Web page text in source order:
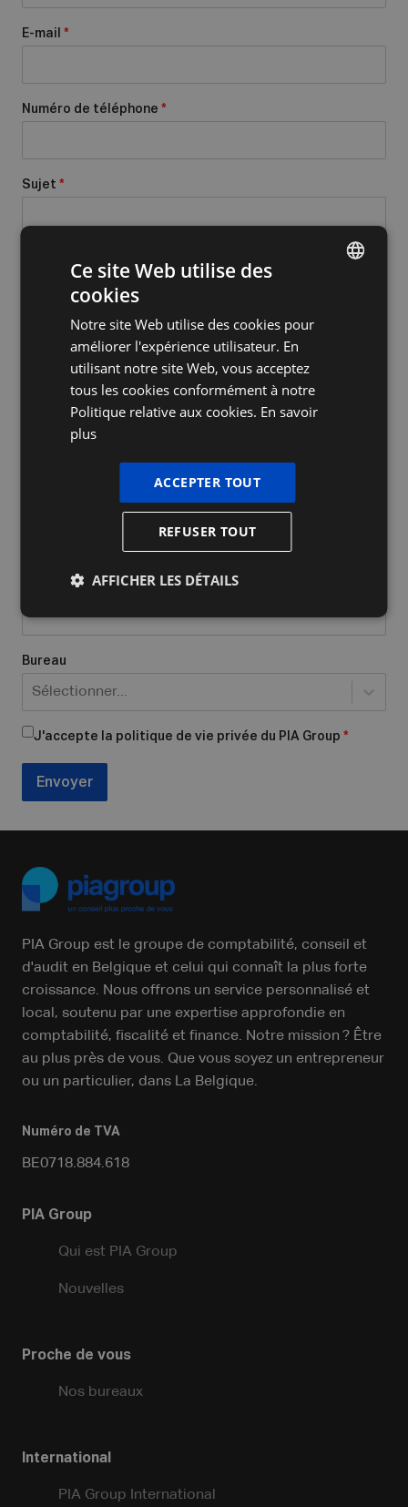
E-mail *
Numéro de téléphone *
Sujet *
Nom de l'entreprise
Quel type d'entreprise avez-vous/voulez-vous créer?
Lieu où vous exercez vos activités*
Bureau
Sélectionner...
J'accepte la politique de vie privée du PIA Group *
Envoyer
PIA Group est le groupe de comptabilité, conseil et
d'audit en Belgique et celui qui connaît la plus forte
croissance. Nous offrons un service personnalisé et
local, soutenu par une expertise approfondie en
comptabilité, fiscalité et finance. Notre mission ? Être
au plus près de vous. Que vous soyez un entrepreneur
ou un particulier, dans La Belgique.
Numéro de TVA
BE0718.884.618
PIA Group
Qui est PIA Group
Nouvelles
Proche de vous
Nos bureaux
International
PIA Group International
FRENCH
Ce site Web utilise des
cookies
Notre site Web utilise des cookies pour
améliorer l'expérience utilisateur. En
utilisant notre site Web, vous acceptez
tous les cookies conformément à notre
Politique relative aux cookies. En savoir
plus
ACCEPTER TOUT
REFUSER TOUT
AFFICHER LES DÉTAILS